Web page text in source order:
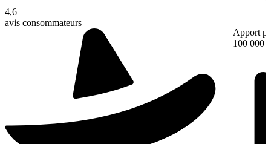
4,6
avis consommateurs
Apport
100 000 €